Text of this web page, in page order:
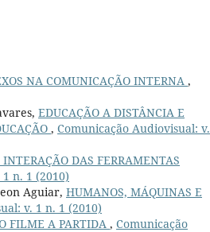
NA COMUNICAÇÃO INTERNA ,
EDUCAÇÃO A DISTÂNCIA E
, Comunicação Audiovisual: v.
DAS FERRAMENTAS
n. 1 (2010)
Aguiar, HUMANOS, MÁQUINAS E
v. 1 n. 1 (2010)
FILME A PARTIDA , Comunicação